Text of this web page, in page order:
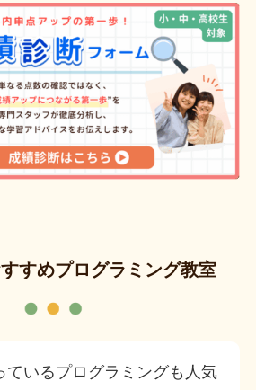
すめプログラミング教室
ているプログラミングも人気